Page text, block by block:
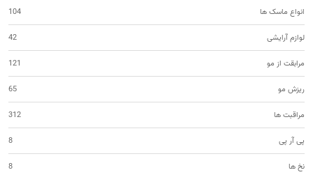
انواع ماسک ها 104
لوازم آرایشی 42
مرابقت از مو 121
ریزش مو 65
مراقبت ها 312
پی آر پی 8
نخ ها 8